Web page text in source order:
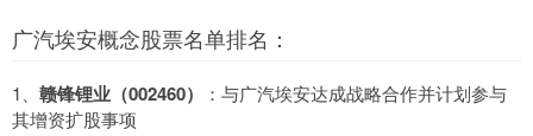
广汽埃安概念股票名单排名：
1、 赣锋锂业（002460）
：与广汽埃安达成战略合作并计划参与
其增资扩股事项